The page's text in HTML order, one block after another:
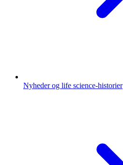
Nyheder og life science-historier